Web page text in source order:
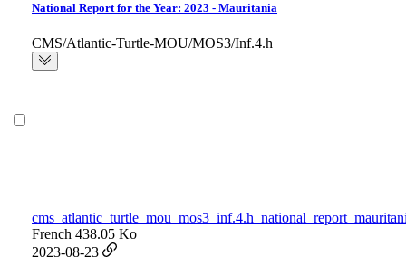
National Report for the Year: 2023 - Mauritania
CMS/Atlantic-Turtle-MOU/MOS3/Inf.4.h
French 438.05 Ko
2023-08-23